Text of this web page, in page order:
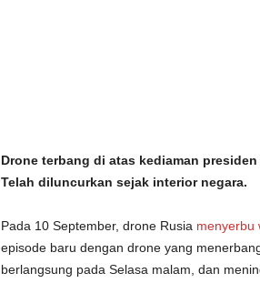
.
c
o
Drone terbang di atas kediaman
Telah diluncurkan sejak interior negara.
Pada 10 September, drone Rusia menyerbu
episode baru dengan drone yang
berlangsung pada Selasa malam, dan